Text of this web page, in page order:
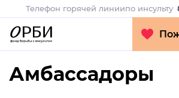
Телефон горячей линиипо инсульту
Амбассадоры